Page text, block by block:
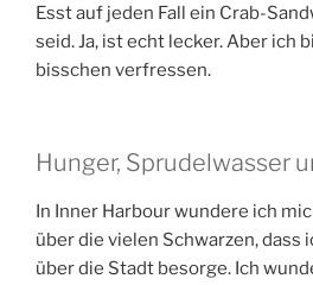
Esst auf jeden Fall ein Crab-
seid. Ja, ist echt lecker. Aber ich
bisschen verfressen.
Hunger, Sprudelwasser
In Inner Harbour wundere ich
über die vielen Schwarzen, dass
über die Stadt besorge. Ich